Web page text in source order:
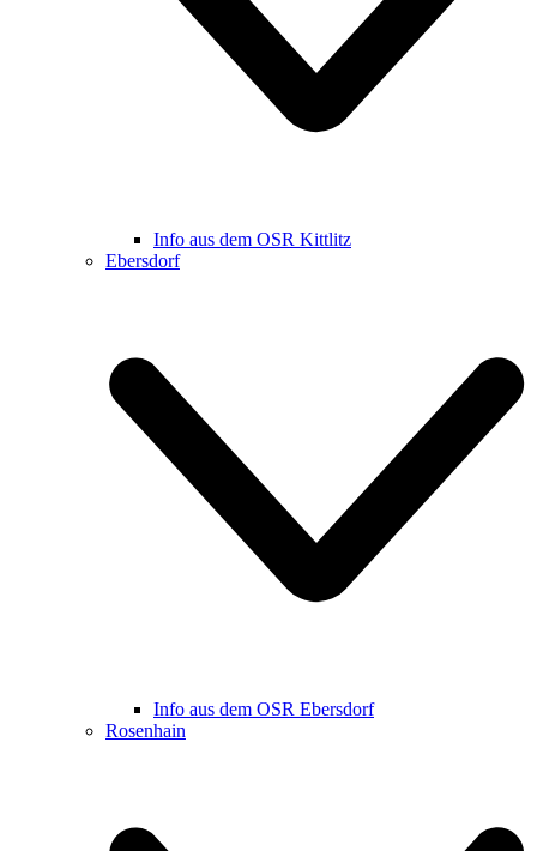
Info aus dem OSR Kittlitz
Ebersdorf
Info aus dem OSR Ebersdorf
Rosenhain